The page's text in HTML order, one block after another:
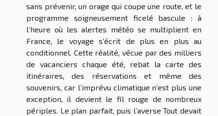
sans prévenir, un orage qui coupe une route, et le
programme soigneusement ficelé bascule : à
l’heure où les alertes météo se multiplient en
France, le voyage s’écrit de plus en plus au
conditionnel. Cette réalité, vécue par des milliers
de vacanciers chaque été, rebat la carte des
itinéraires, des réservations et même des
souvenirs, car l’imprévu climatique n’est plus une
exception, il devient le fil rouge de nombreux
périples. Le plan parfait, puis l’averse Tout devait